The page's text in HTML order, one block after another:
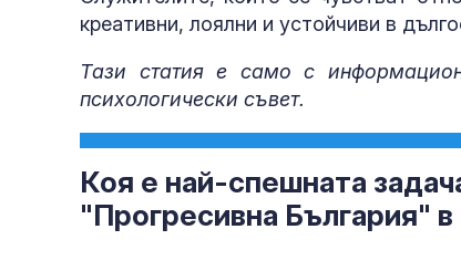
креативни, лоялни и устойчиви в
Тази статия е само с
психологически съвет.
Коя е най-спешната
"Прогресивна България"